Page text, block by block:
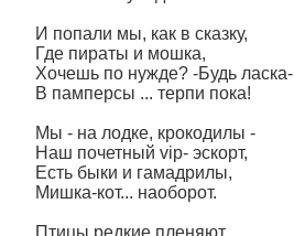
И попали мы, как в сказку,
Где пираты и мошка,
Хочешь по нужде? -Будь ласка-
В памперсы ... терпи пока!
Мы - на лодке, крокодилы -
Наш почетный vip- эскорт,
Есть быки и гамадрилы,
Мишка-кот... наоборот.
Птицы редкие пленяют,